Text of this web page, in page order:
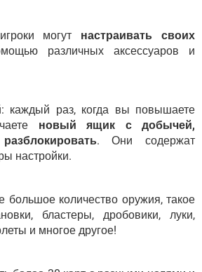
могут настраивать своих
различных аксессуаров и
: каждый раз, когда вы повышаете
новый ящик с добычей,
. Они содержат
настройки.
большое количество оружия, такое
бластеры, дробовики, луки,
и многое другое!